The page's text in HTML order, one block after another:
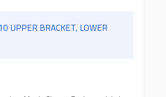
UPPER BRACKET, LOWER